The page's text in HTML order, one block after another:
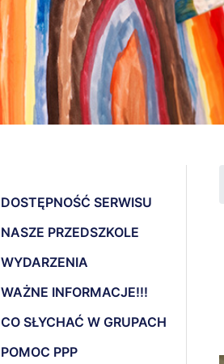
DOSTĘPNOŚĆ SERWISU
NASZE PRZEDSZKOLE
WYDARZENIA
WAŻNE INFORMACJE!!!
CO SŁYCHAĆ W GRUPACH
POMOC PPP